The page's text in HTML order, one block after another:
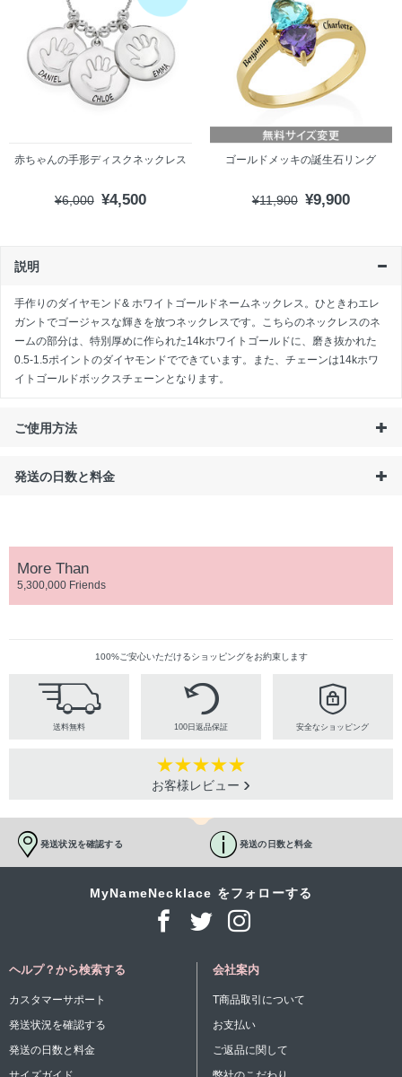
赤ちゃんの手形ディスクネックレス
¥6,000 ¥4,500
ゴールドメッキの誕生石リング
¥11,900 ¥9,900
説明
手作りのダイヤモンド& ホワイトゴールドネームネックレス。ひときわエレ
ガントでゴージャスな輝きを放つネックレスです。こちらのネックレスのネ
ームの部分は、特別厚めに作られた14kホワイトゴールドに、磨き抜かれた
0.5-1.5ポイントのダイヤモンドでできています。また、チェーンは14kホワ
イトゴールドボックスチェーンとなります。
ご使用方法
発送の日数と料金
More Than
5,300,000 Friends
100%ご安心いただけるショッピングをお約束します
送料無料 100日返品保証 安全なショッピング
お客様レビュー
発送状況を確認する 発送の日数と料金
MyNameNecklace をフォローする
ヘルプ？から検索する
カスタマーサポート
発送状況を確認する
発送の日数と料金
会社案内
T商品取引について
お支払い
ご返品に関して